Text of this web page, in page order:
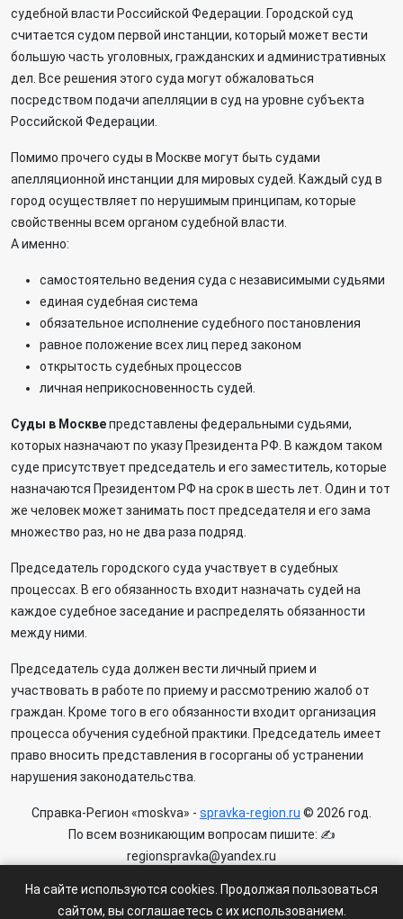
судебной власти Российской Федерации. Городской суд
считается судом первой инстанции, который может вести
большую часть уголовных, гражданских и административных
дел. Все решения этого суда могут обжаловаться
посредством подачи апелляции в суд на уровне субъекта
Российской Федерации.
Помимо прочего суды в Москве могут быть судами
апелляционной инстанции для мировых судей. Каждый суд в
город осуществляет по нерушимым принципам, которые
свойственны всем органом судебной власти.
А именно:
самостоятельно ведения суда с независимыми судьями
единая судебная система
обязательное исполнение судебного постановления
равное положение всех лиц перед законом
открытость судебных процессов
личная неприкосновенность судей.
Суды в Москвепредставлены федеральными судьями,
которых назначают по указу Президента РФ. В каждом таком
суде присутствует председатель и его заместитель, которые
назначаются Президентом РФ на срок в шесть лет. Один и тот
же человек может занимать пост председателя и его зама
множество раз, но не два раза подряд.
Председатель городского суда участвует в судебных
процессах. В его обязанность входит назначать судей на
каждое судебное заседание и распределять обязанности
между ними.
Председатель суда должен вести личный прием и
участвовать в работе по приему и рассмотрению жалоб от
граждан. Кроме того в его обязанности входит организация
процесса обучения судебной практики. Председатель имеет
право вносить представления в госорганы об устранении
нарушения законодательства.
Справка-Регион «moskva» - spravka-region.ru © 2026 год.
По всем возникающим вопросам пишите: ✍
regionspravka@yandex.ru
ограничения 6+.
На сайте используются cookies. Продолжая пользоваться
сайтом, вы соглашаетесь с их использованием.